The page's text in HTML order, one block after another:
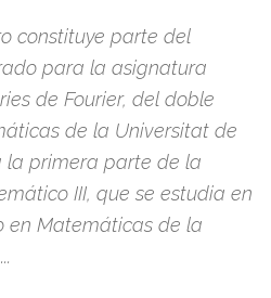
constituye parte del
para la asignatura
de Fourier, del doble
de la Universitat de
la primera parte de la
III, que se estudia en
en Matemáticas de la